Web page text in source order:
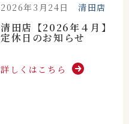
2026年3月24日 清田店
清田店【2026年４月】
定休日のお知らせ
詳しくはこちら